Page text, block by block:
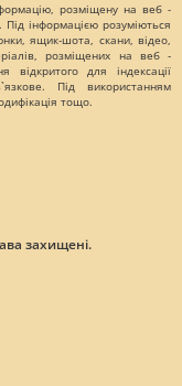
розміщену на веб -
інформацією розуміються
ящик-шота, скани, відео,
розміщених на веб -
відкритого для індексації
Під використанням
тощо.
захищені.